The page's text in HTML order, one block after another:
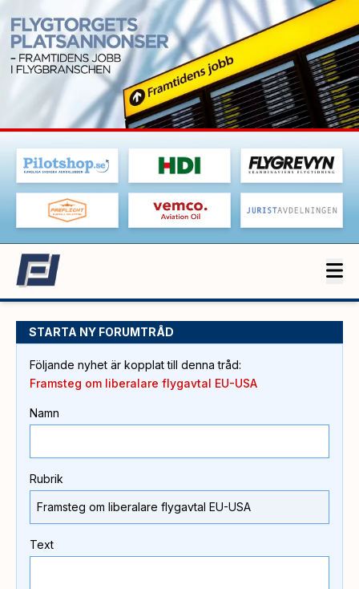
STARTA NY FORUMTRÅD
Följande nyhet är kopplat till denna tråd:
Framsteg om liberalare flygavtal EU-USA
Namn
Rubrik
Text